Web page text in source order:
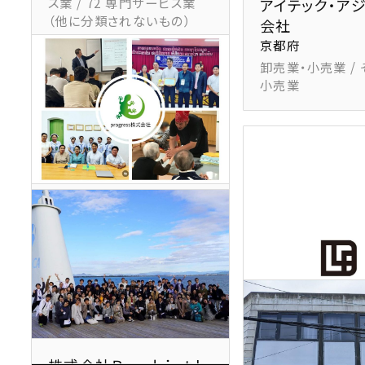
京都府
宿泊業,飲食店 /
（他に分類されないもの）
アイテック・ア
会社
京都府
卸売業・小売業 /
小売業
Progress株式会社
京都府
サービス業 / 91 職業紹介・
労働者派遣業